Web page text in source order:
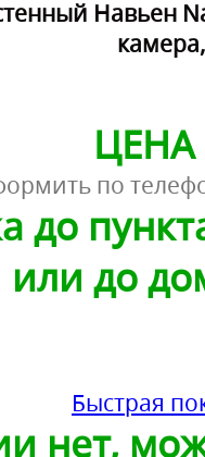
Навьен
ЦЕНА
по
до
до
Быстрая
нет,